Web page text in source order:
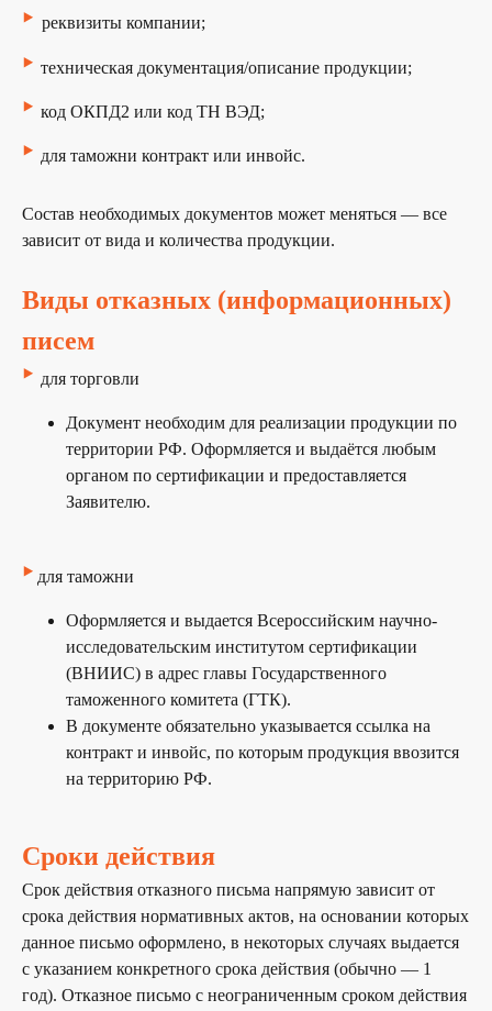
‣ реквизиты компании;
‣ техническая документация/описание продукции;
‣ код ОКПД2 или код ТН ВЭД;
‣ для таможни контракт или инвойс.
Состав необходимых документов может меняться — все
зависит от вида и количества продукции.
Виды отказных (информационных)
писем
‣ для торговли
Документ необходим для реализации продукции по
территории РФ. Оформляется и выдаётся любым
органом по сертификации и предоставляется
Заявителю.
‣ для таможни
Оформляется и выдается Всероссийским научно-
исследовательским институтом сертификации
(ВНИИС) в адрес главы Государственного
таможенного комитета (ГТК).
В документе обязательно указывается ссылка на
контракт и инвойс, по которым продукция ввозится
на территорию РФ.
Сроки действия
Срок действия отказного письма напрямую зависит от
срока действия нормативных актов, на основании которых
данное письмо оформлено, в некоторых случаях выдается
с указанием конкретного срока действия (обычно — 1
год). Отказное письмо с неограниченным сроком действия
Получитебесплатную
консультациюу наших
экспертов
+7
конфиденциальностииобработку персональных
данных
ОТПРАВИТЬ
наши эксперты подберут для вас наиболее
выгодный порядок сертификации, с учетом
особенностей вашей продукции.